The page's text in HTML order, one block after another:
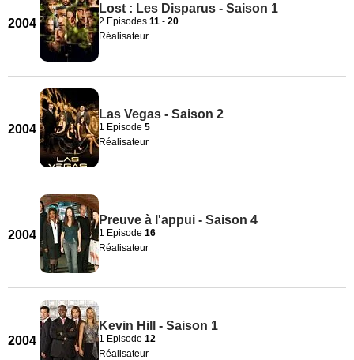
2004
Lost : Les Disparus - Saison 1
2 Episodes 11 - 20
Réalisateur
2004
Las Vegas - Saison 2
1 Episode 5
Réalisateur
2004
Preuve à l'appui - Saison 4
1 Episode 16
Réalisateur
2004
Kevin Hill - Saison 1
1 Episode 12
Réalisateur